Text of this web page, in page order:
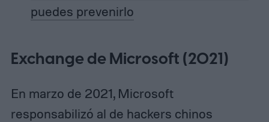
puedes prevenirlo
Exchange de Microsoft (2021)
En marzo de 2021, Microsoft
responsabilizó al de hackers chinos